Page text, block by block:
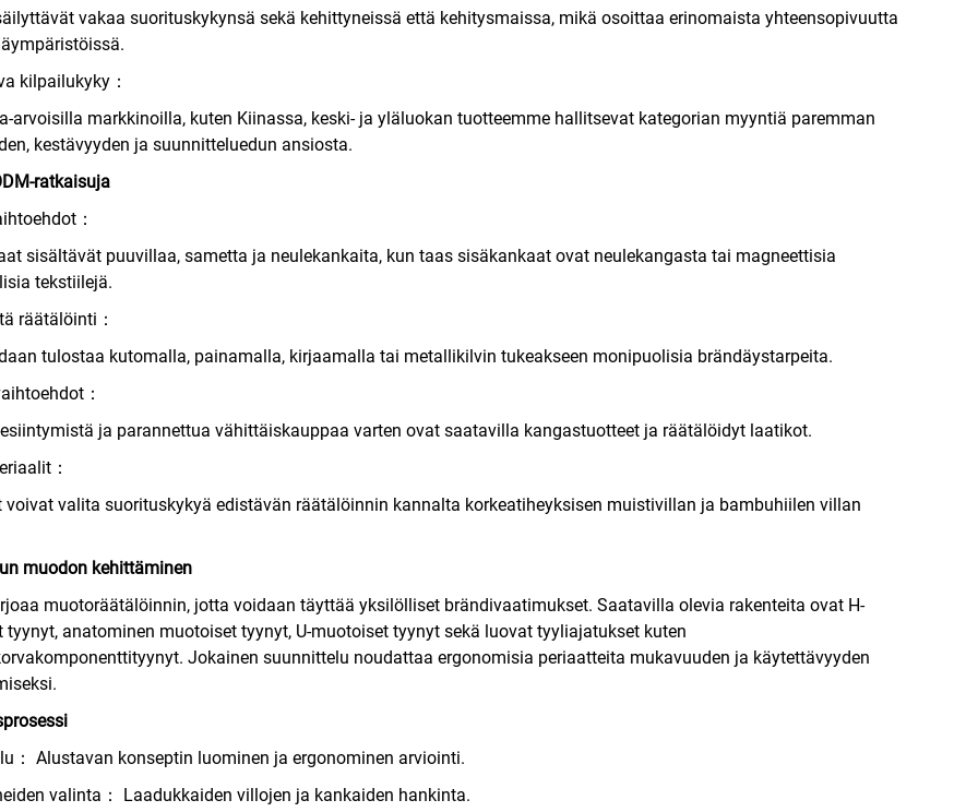
vakaa suorituskykynsä sekä kehittyneissä että kehitysmaissa, mikä osoittaa erinomaista yhteensopivuutta
kilpailukyky：
arvoisilla markkinoilla, kuten Kiinassa, keski- ja yläluokan tuotteemme hallitsevat kategorian myyntiä paremman
kestävyyden ja suunnitteluedun ansiosta.
ratkaisuja
：
sisältävät puuvillaa, sametta ja neulekankaita, kun taas sisäkankaat ovat neulekangasta tai magneettisia
tekstiilejä.
räätälöinti：
tulostaa kutomalla, painamalla, kirjaamalla tai metallikilvin tukeakseen monipuolisia brändäystarpeita.
：
ja parannettua vähittäiskauppaa varten ovat saatavilla kangastuotteet ja räätälöidyt laatikot.
：
voivat valita suorituskykyä edistävän räätälöinnin kannalta korkeatiheyksisen muistivillan ja bambuhiilen villan
muodon kehittäminen
muotoräätälöinnin, jotta voidaan täyttää yksilölliset brändivaatimukset. Saatavilla olevia rakenteita ovat H-
tyynyt, anatominen muotoiset tyynyt, U-muotoiset tyynyt sekä luovat tyyliajatukset kuten
Jokainen suunnittelu noudattaa ergonomisia periaatteita mukavuuden ja käytettävyyden
： Alustavan konseptin luominen ja ergonominen arviointi.
valinta： Laadukkaiden villojen ja kankaiden hankinta.